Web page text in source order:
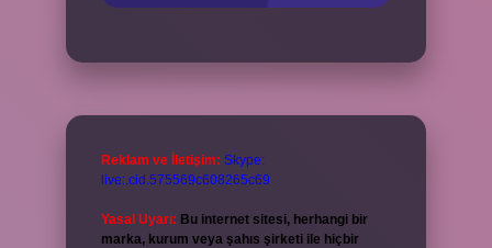
Reklam ve İletişim: Skype:
live:.cid.575569c608265c69
Yasal Uyarı: Bu internet sitesi, herhangi bir
marka, kurum veya şahıs şirketi ile hiçbir